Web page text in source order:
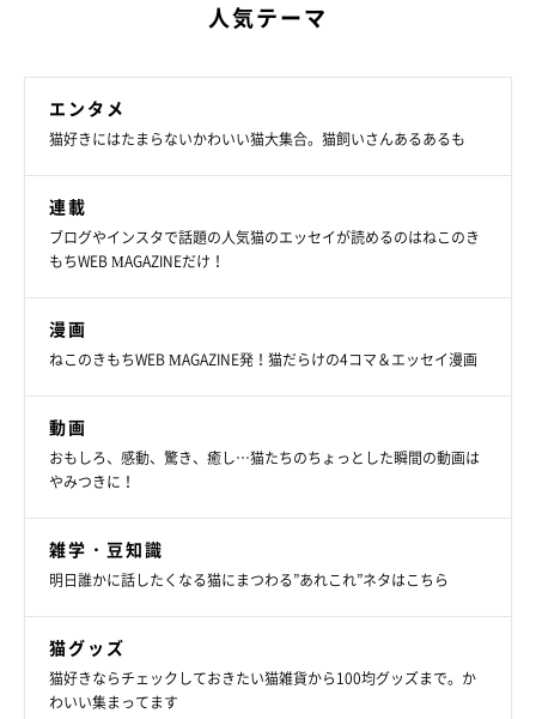
人気テーマ
エンタメ
猫好きにはたまらないかわいい猫大集合。猫飼いさんあるあるも
連載
ブログやインスタで話題の人気猫のエッセイが読めるのはねこのき
もちWEB MAGAZINEだけ！
漫画
ねこのきもちWEB MAGAZINE発！猫だらけの4コマ＆エッセイ漫画
動画
おもしろ、感動、驚き、癒し…猫たちのちょっとした瞬間の動画は
やみつきに！
雑学・豆知識
明日誰かに話したくなる猫にまつわる”あれこれ”ネタはこちら
猫グッズ
猫好きならチェックしておきたい猫雑貨から100均グッズまで。か
わいい集まってます